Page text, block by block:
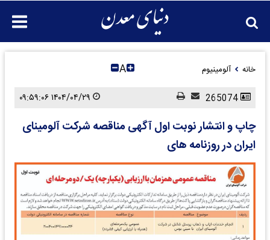
خانه آلومینیوم A
چاپ و انتشار نوبت اول آگهی مناقصه شرکت آلومینای
ایران در روزنامه های